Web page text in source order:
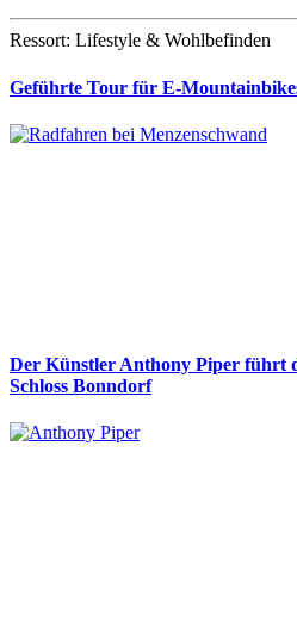
Ressort: Lifestyle & Wohlbefinden
Geführte Tour für E-
Der Künstler Anthony Piper führt
Schloss Bonndorf